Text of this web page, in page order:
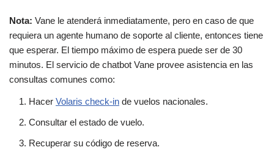
Nota: Vane le atenderá inmediatamente, pero en caso de que
requiera un agente humano de soporte al cliente, entonces tiene
que esperar. El tiempo máximo de espera puede ser de 30
minutos. El servicio de chatbot Vane provee asistencia en las
consultas comunes como:
Hacer Volaris check-in de vuelos nacionales.
Consultar el estado de vuelo.
Recuperar su código de reserva.